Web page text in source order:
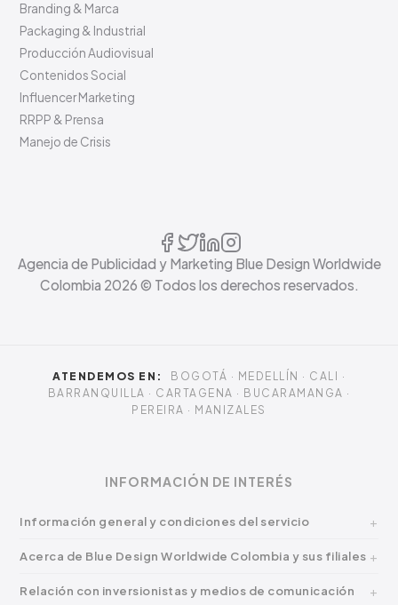
Branding & Marca
Packaging & Industrial
Producción Audiovisual
Contenidos Social
Influencer Marketing
RRPP & Prensa
Manejo de Crisis
Agencia de Publicidad y Marketing Blue Design Worldwide
Colombia 2026 © Todos los derechos reservados.
ATENDEMOS EN:
BOGOTÁ · MEDELLÍN · CALI ·
BARRANQUILLA · CARTAGENA · BUCARAMANGA ·
PEREIRA · MANIZALES
INFORMACIÓN DE INTERÉS
Información general y condiciones del servicio
Acerca de Blue Design Worldwide Colombia y sus filiales
Relación con inversionistas y medios de comunicación